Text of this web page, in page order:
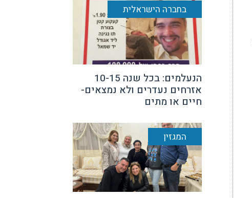
בחברה הישראלית
הנעלמים: בכל שנה 10-15
אזרחים נעדרים ולא נמצאים-
חיים או מתים
המגזין